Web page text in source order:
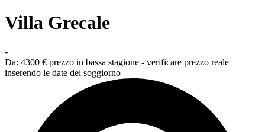
Villa Grecale
-
Da: 4300 € prezzo in bassa stagione - verificare prezzo reale
inserendo le date del soggiorno